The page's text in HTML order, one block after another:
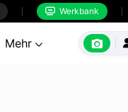
 Werkbank
Mehr  